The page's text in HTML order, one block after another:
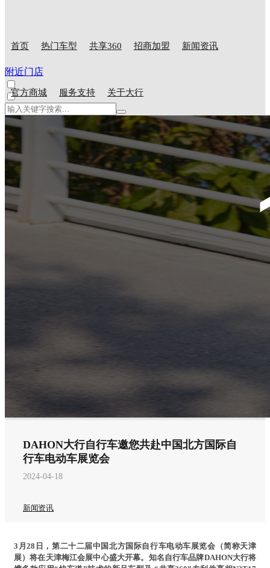
首页 热门车型 共享360 招商加盟 新闻资讯
官方商城 服务支持 关于大行
附近门店
DAHON大行自行车邀您共赴中国北方国际自
行车电动车展览会
2024-04-18
新闻资讯
3月28日，第二十二届中国北方国际自行车电动车展览会（简称天津
展）将在天津梅江会展中心盛大开幕。知名自行车品牌DAHON大行将